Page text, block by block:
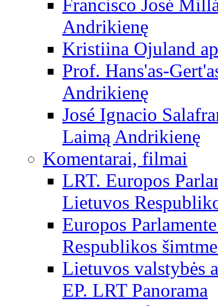
Francisco José
Andrikienę
Kristiina Ojuland
Prof. Hans'as-
Andrikienę
José Ignacio
Laimą Andrikienę
Komentarai, filmai
LRT. Europos
Lietuvos
Europos
Respublikos
Lietuvos valstybės
EP. LRT Panorama